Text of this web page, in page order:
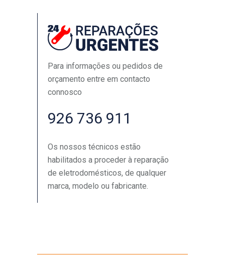
Para informações ou pedidos de
orçamento entre em contacto
connosco
926 736 911
Os nossos técnicos estão
habilitados a proceder à reparação
de eletrodomésticos, de qualquer
marca, modelo ou fabricante.